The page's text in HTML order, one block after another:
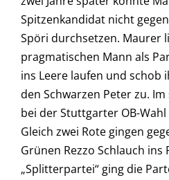
Spitzen­kandidat nicht
Spöri durchsetzen. Maurer
pragmatischen Mann als
ins Leere laufen und schob
den Schwarzen Peter zu.
bei der Stuttgarter OB-Wahl
Gleich zwei Rote gingen
Grünen Rezzo Schlauch ins
„Splitterpartei“ ging die